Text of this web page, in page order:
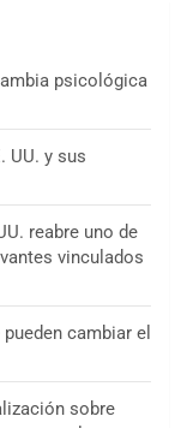
psicológica
UU. y sus
reabre uno de
vinculados
cambiar el
sobre